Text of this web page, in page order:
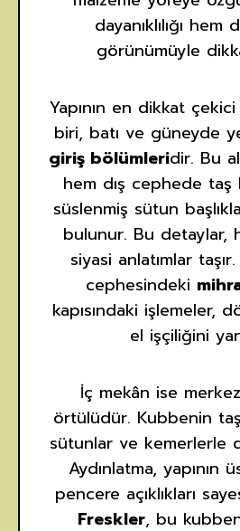
dayanıklılığı
görünümüyle
Yapının en dikkat
biri, batı ve güneyde
giriş bölümleridir. Bu
hem dış cephede taş
süslenmiş sütun
bulunur. Bu detaylar,
siyasi anlatımlar taşır.
cephesindeki
kapısındaki işlemeler,
el işçiliğini
İç mekân ise
örtülüdür. Kubbenin
sütunlar ve kemerlerle
Aydınlatma, yapının
pencere açıklıkları
Freskler, bu